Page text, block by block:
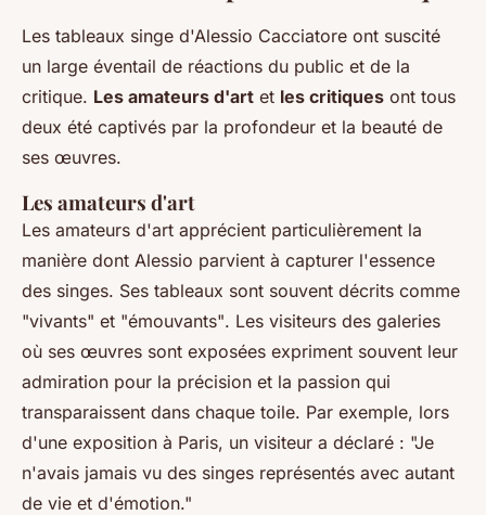
Les tableaux singe d'Alessio Cacciatore ont suscité
un large éventail de réactions du public et de la
critique. Les amateurs d'art et les critiques ont tous
deux été captivés par la profondeur et la beauté de
ses œuvres.
Les amateurs d'art
Les amateurs d'art apprécient particulièrement la
manière dont Alessio parvient à capturer l'essence
des singes. Ses tableaux sont souvent décrits comme
"vivants" et "émouvants". Les visiteurs des galeries
où ses œuvres sont exposées expriment souvent leur
admiration pour la précision et la passion qui
transparaissent dans chaque toile. Par exemple, lors
d'une exposition à Paris, un visiteur a déclaré : "Je
n'avais jamais vu des singes représentés avec autant
de vie et d'émotion."